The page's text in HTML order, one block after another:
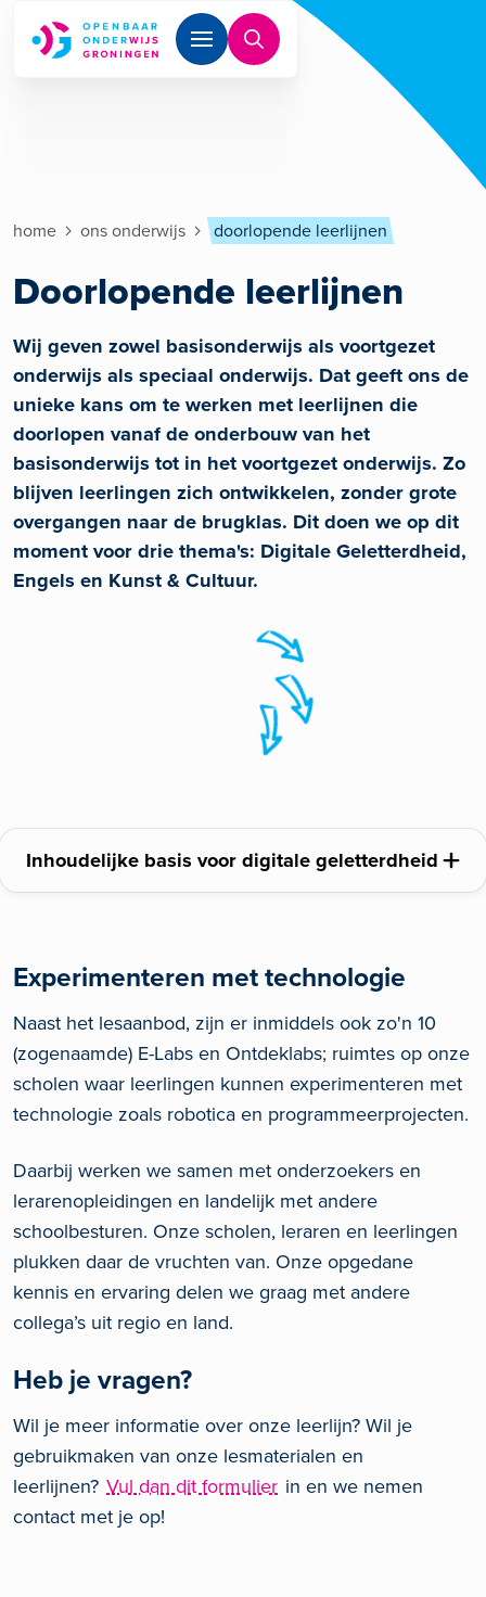
Overslaan en naar de inhoud gaan
Kruimelpad
home ons onderwijs doorlopende leerlijnen
Doorlopende leerlijnen
Wij geven zowel basisonderwijs als voortgezet
onderwijs als speciaal onderwijs. Dat geeft ons de
unieke kans om te werken met leerlijnen die
doorlopen vanaf de onderbouw van het
basisonderwijs tot in het voortgezet onderwijs. Zo
blijven leerlingen zich ontwikkelen, zonder grote
overgangen naar de brugklas. Dit doen we op dit
moment voor drie thema's: Digitale Geletterdheid,
Engels en Kunst & Cultuur.
Inhoudelijke basis voor digitale geletterdheid
Experimenteren met technologie
Naast het lesaanbod, zijn er inmiddels ook zo'n 10
(zogenaamde) E-Labs en Ontdeklabs; ruimtes op onze
scholen waar leerlingen kunnen experimenteren met
technologie zoals robotica en programmeerprojecten.
Daarbij werken we samen met onderzoekers en
lerarenopleidingen en landelijk met andere
schoolbesturen. Onze scholen, leraren en leerlingen
plukken daar de vruchten van. Onze opgedane
kennis en ervaring delen we graag met andere
collega’s uit regio en land.
Heb je vragen?
Wil je meer informatie over onze leerlijn? Wil je
gebruikmaken van onze lesmaterialen en
leerlijnen? Vul dan dit formulier in en we nemen
contact met je op!